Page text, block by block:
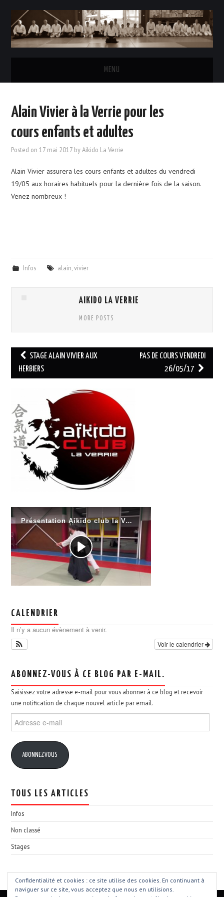
MENU
LE CLUB
HORAIRES DES COURS
INSCRIPTIONS & TARIFS
Alain Vivier à la Verrie pour les
cours enfants et adultes
Posted on17 mai 2017 byAikido La Verrie
Alain Vivier assurera les cours enfants et adultes du vendredi
19/05 aux horaires habituels pour la dernière fois de la saison.
Venez nombreux !
Infos alain,vivier
AIKIDO LA VERRIE
MORE POSTS
Navigation
des
STAGE ALAIN VIVIER AUX
HERBIERS
PAS DE COURS VENDREDI
26/05/17
CALENDRIER
Il n’y a aucun évènement à venir.
Voir le calendrier
ABONNEZ-VOUS À CE BLOG PAR E-MAIL.
Saisissez votre adresse e-mail pour vous abonner à ce blog et recevoir
une notification de chaque nouvel article par email.
Adresse
e-
ABONNEZ-VOUS
TOUS LES ARTICLES
Infos
Non classé
Stages
Confidentialité et cookies : ce site utilise des cookies. En continuant à
naviguer sur ce site, vous acceptez que nous en utilisions.